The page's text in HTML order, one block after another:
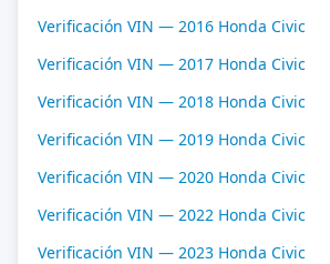
Verificación VIN — 2016 Honda Civic
Verificación VIN — 2017 Honda Civic
Verificación VIN — 2018 Honda Civic
Verificación VIN — 2019 Honda Civic
Verificación VIN — 2020 Honda Civic
Verificación VIN — 2022 Honda Civic
Verificación VIN — 2023 Honda Civic